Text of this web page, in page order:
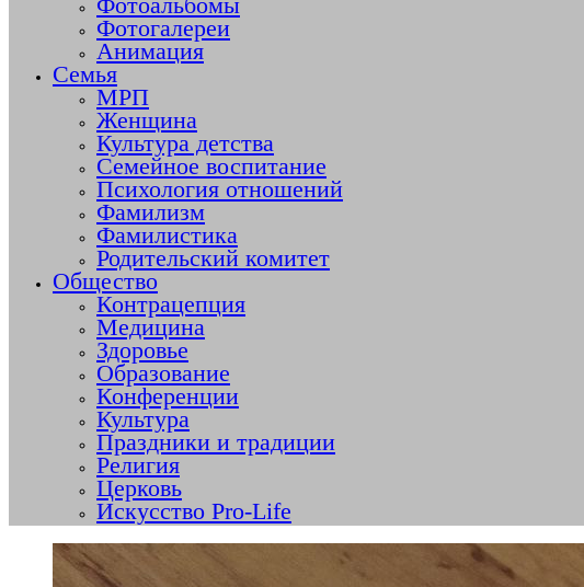
Фотоальбомы
Фотогалереи
Анимация
Семья
МРП
Женщина
Культура детства
Семейное воспитание
Психология отношений
Фамилизм
Фамилистика
Родительский комитет
Общество
Контрацепция
Медицина
Здоровье
Образование
Конференции
Культура
Праздники и традиции
Религия
Церковь
Искусство Pro-Life